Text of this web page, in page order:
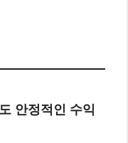
안정적인 수익